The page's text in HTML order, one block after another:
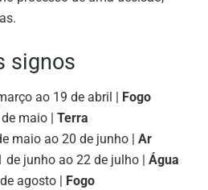
signos
ao 19 de abril |
Fogo
maio | Terra
maio ao 20 de junho | Ar
de junho ao 22 de julho | Água
agosto |
Fogo